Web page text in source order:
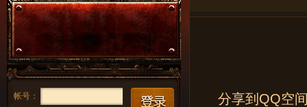
帐号： 分享到 QQ空